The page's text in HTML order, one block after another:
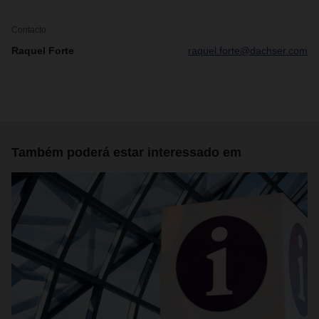
Contacto
Raquel Forte raquel.forte@dachser.com
Também poderá estar interessado em